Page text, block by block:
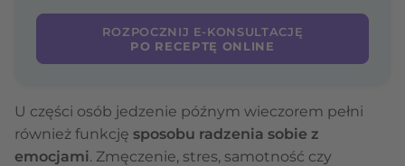
ROZPOCZNIJ E-KONSULTACJĘ
PO RECEPTĘ ONLINE
U części osób jedzenie późnym wieczorem pełni
również funkcję sposobu radzenia sobie z
emocjami. Zmęczenie, stres, samotność czy